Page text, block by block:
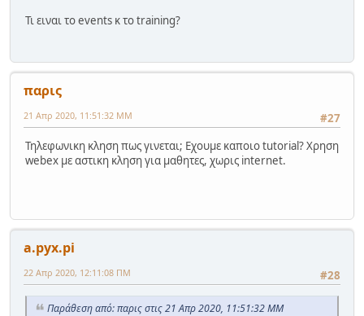
Τι ειναι το events κ το training?
παρις
#27
21 Απρ 2020, 11:51:32 ΜΜ
Τηλεφωνικη κληση πως γινεται; Εχουμε καποιο tutorial? Χρηση
webex με αστικη κληση για μαθητες, χωρις internet.
a.pyx.pi
#28
22 Απρ 2020, 12:11:08 ΠΜ
Παράθεση από: παρις στις 21 Απρ 2020, 11:51:32 ΜΜ